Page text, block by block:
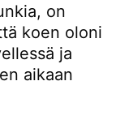
on
koen oloni
ja
aikaan